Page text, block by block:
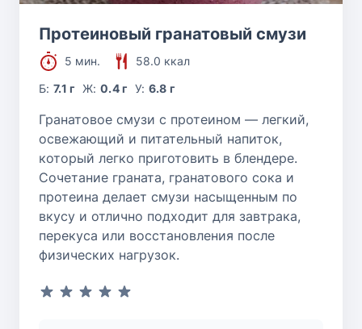
Протеиновый гранатовый смузи
5 мин.
58.0 ккал
Б:7.1 г Ж: 0.4 г У: 6.8 г
Гранатовое смузи с протеином — легкий,
освежающий и питательный напиток,
который легко приготовить в блендере.
Сочетание граната, гранатового сока и
протеина делает смузи насыщенным по
вкусу и отлично подходит для завтрака,
перекуса или восстановления после
физических нагрузок.